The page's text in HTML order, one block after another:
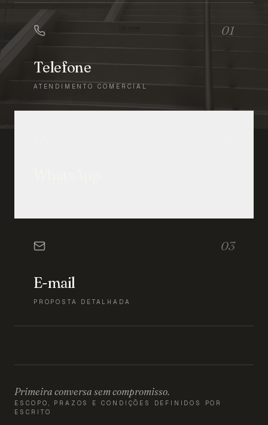
01
Telefone
ATENDIMENTO COMERCIAL
03
E-mail
PROPOSTA DETALHADA
Primeira conversa sem compromisso.
ESCOPO, PRAZOS E CONDIÇÕES DEFINIDOS POR
ESCRITO